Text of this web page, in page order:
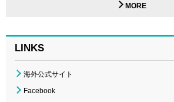
MORE
LINKS
海外公式サイト
Facebook